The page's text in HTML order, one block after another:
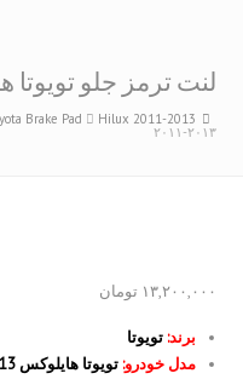
لنت ترمز جلو تویوتا
Brake Pad Hilux 2011-2013
۲۰۱۳-۲۰۱۱
۱۳,۲۰۰,۰۰۰ تومان
برند: تویوتا
مدل خودرو: تویوتا هایلوکس 2013-2011